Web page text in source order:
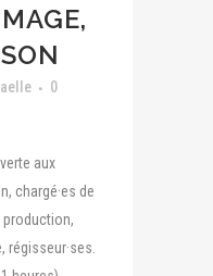
0
aux
chargé·es de
production,
régisseur·ses.